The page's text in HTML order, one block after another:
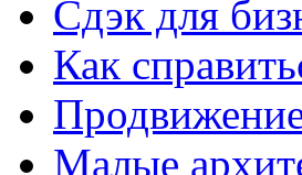
Сдэк для
Как
Малые